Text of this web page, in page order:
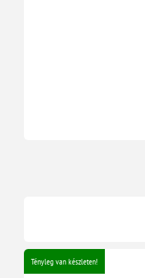
Tényleg van készleten!